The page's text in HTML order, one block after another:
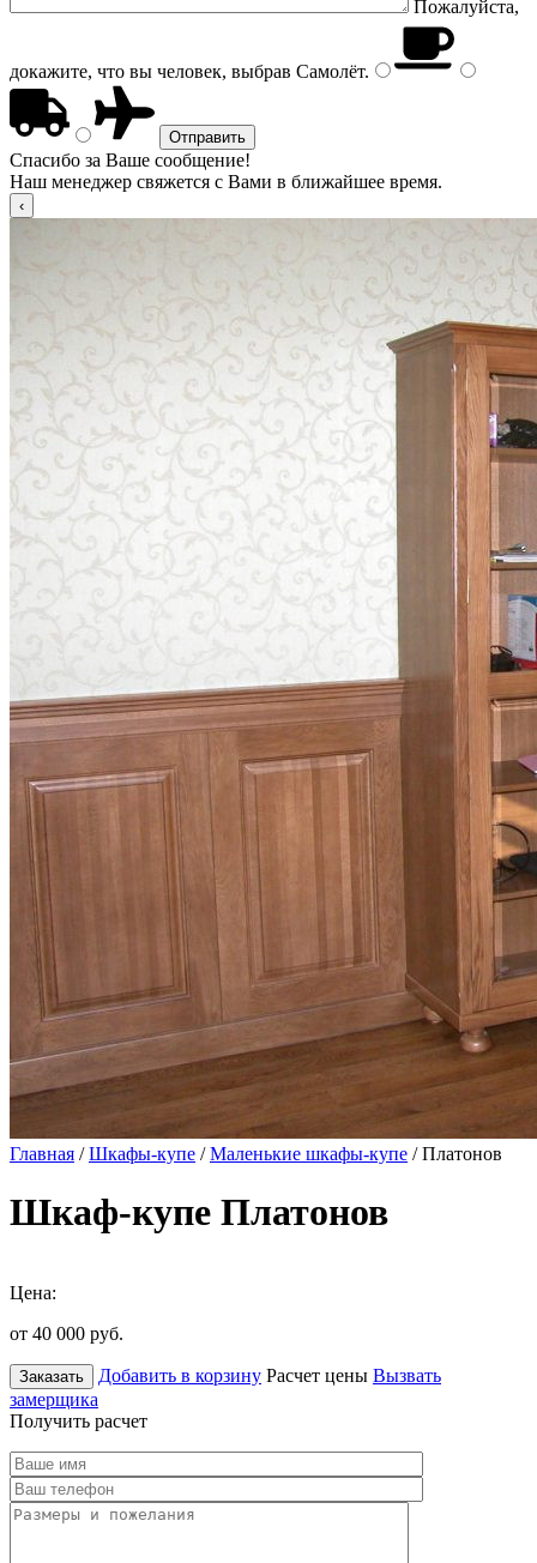
Пожалуйста,
докажите, что вы человек, выбрав Самолёт.
Спасибо за Ваше сообщение!
Наш менеджер свяжется с Вами в ближайшее время.
Главная /Шкафы-купе /Маленькие шкафы-купе / Платонов
Шкаф-купе Платонов
Цена:
от 40 000 руб.
Заказать Добавить в корзину Расчет цены Вызвать
замерщика
Получить расчет